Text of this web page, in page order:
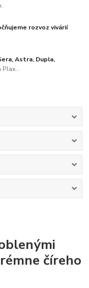
rozvoz vivárií
Astra, Dupla,
Plax...
číreho